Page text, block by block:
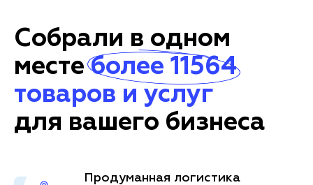
Собрали в одном
местеболее 11564
товаров и услуг
для вашего бизнеса
Продуманная логистика